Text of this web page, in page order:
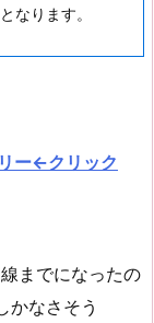
なります。
ー←クリック
までになったの
かなさそう